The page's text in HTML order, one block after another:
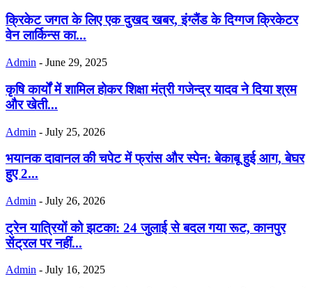
क्रिकेट जगत के लिए एक दुखद खबर, इंग्लैंड के दिग्गज क्रिकेटर
वेन लार्किन्स का...
Admin - June 29, 2025
कृषि कार्यों में शामिल होकर शिक्षा मंत्री गजेन्द्र यादव ने दिया श्रम
और खेती...
Admin - July 25, 2026
भयानक दावानल की चपेट में फ्रांस और स्पेन: बेकाबू हुई आग, बेघर
हुए 2...
Admin - July 26, 2026
ट्रेन यात्रियों को झटका: 24 जुलाई से बदल गया रूट, कानपुर
सेंट्रल पर नहीं...
Admin - July 16, 2025